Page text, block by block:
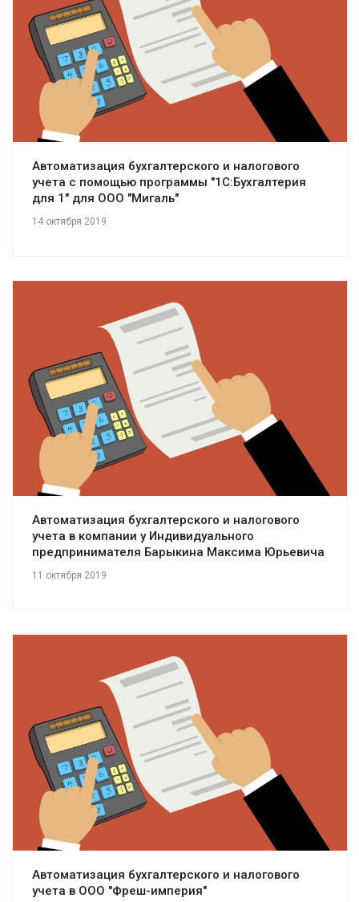
Смотреть проект
Автоматизация бухгалтерского и налогового
учета с помощью программы "1С:Бухгалтерия
для 1" для ООО "Мигаль"
14 октября 2019
Смотреть проект
Автоматизация бухгалтерского и налогового
учета в компании у Индивидуального
предпринимателя Барыкина Максима Юрьевича
11 октября 2019
Смотреть проект
Автоматизация бухгалтерского и налогового
учета в ООО "Фреш-империя"